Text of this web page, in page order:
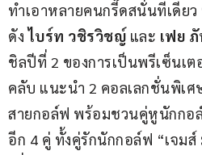
ทำเอาหลายคนกรี๊ดสนั่นทีเดีย
ดัง ไบร์ท วชิรวิชญ์ และ เฟย
ชิลปีที่ 2 ของการเป็นพรีเซ็นเต
คลับ แนะนำ 2 คอลเลกชั่นพิเศ
สายกอล์ฟ พร้อมชวนคู่หูนักกอล์
อีก 4 คู่ ทั้งคู่รักนักกอล์ฟ “เจมส์